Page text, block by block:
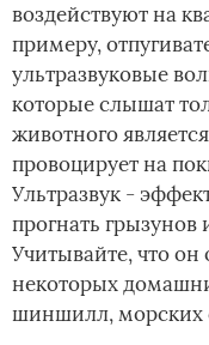
воздействуют на
примеру,
ультразвуковые
которые слышат
животного
провоцирует на
Ультразвук -
прогнать грызунов
Учитывайте, что он
некоторых
шиншилл, морских